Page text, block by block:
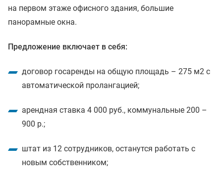
на первом этаже офисного здания, большие
панорамные окна.
Предложение включает в себя:
договор госаренды на общую площадь – 275 м2 с
автоматической пролангацией;
арендная ставка 4 000 руб., коммунальные 200 –
900 р.;
штат из 12 сотрудников, останутся работать с
новым собственником;